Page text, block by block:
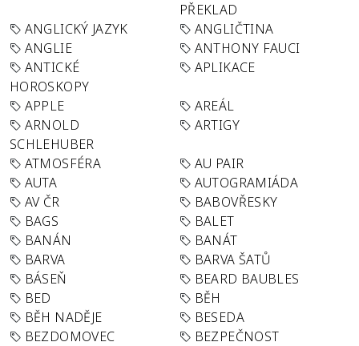
PŘEKLAD
ANGLICKÝ JAZYK
ANGLIČTINA
ANGLIE
ANTHONY FAUCI
ANTICKÉ
HOROSKOPY
APLIKACE
APPLE
AREÁL
ARNOLD
SCHLEHUBER
ARTIGY
ATMOSFÉRA
AU PAIR
AUTA
AUTOGRAMIÁDA
AV ČR
BABOVŘESKY
BAGS
BALET
BANÁN
BANÁT
BARVA
BARVA ŠATŮ
BÁSEŇ
BEARD BAUBLES
BED
BĚH
BĚH NADĚJE
BESEDA
BEZDOMOVEC
BEZPEČNOST